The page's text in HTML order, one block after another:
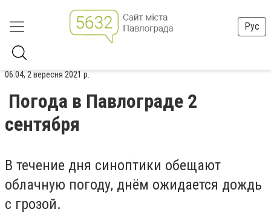
Рус
06:04, 2 вересня 2021 р.
Погода в Павлограде 2
сентября
В течение дня синоптики обещают
облачную погоду, днём ожидается дождь
с грозой.